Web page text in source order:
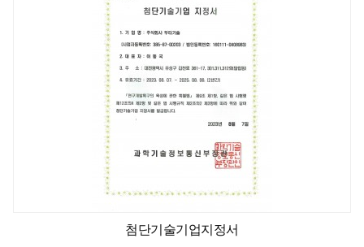
첨단기술기업지정서